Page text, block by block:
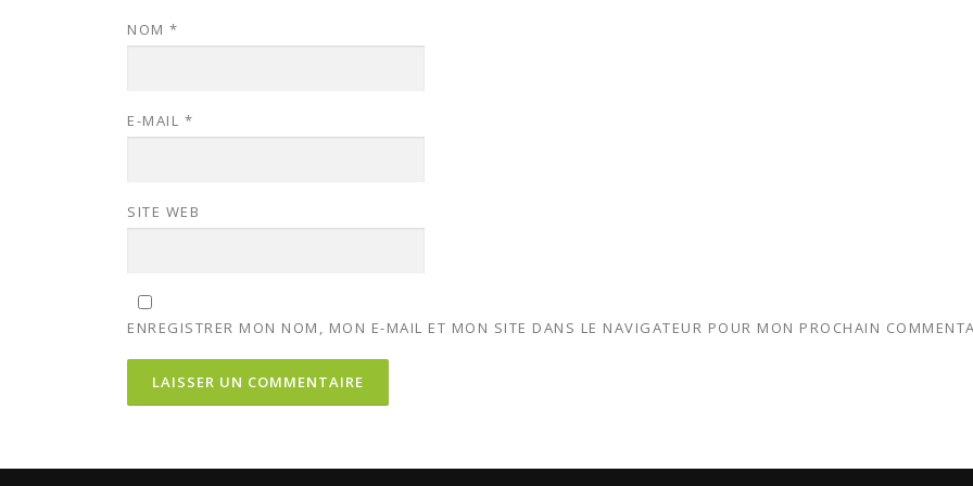
NOM *
E-MAIL *
SITE WEB
ENREGISTRER MON NOM, MON E-MAIL ET MON SITE DANS LE NAVIGATEUR POUR MON PROCHAIN